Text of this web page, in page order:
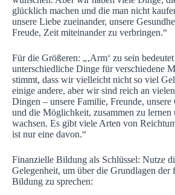
glücklich machen und die man nicht
unsere Liebe zueinander, unsere
Freude, Zeit miteinander zu verbringen.“
Für die Größeren: „‚Arm‘ zu sein bedeutet
unterschiedliche Dinge für verschiedene
stimmt, dass wir vielleicht nicht so viel
einige andere, aber wir sind reich an
Dingen – unsere Familie, Freunde, unsere
und die Möglichkeit, zusammen zu lernen
wachsen. Es gibt viele Arten von
ist nur eine davon.“
Finanzielle Bildung als Schlüssel: Nutze
Gelegenheit, um über die Grundlagen der
Bildung zu sprechen: